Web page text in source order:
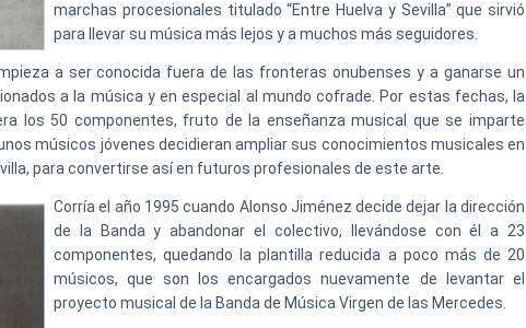
marchas procesionales titulado “Entre Huelva y Sevilla” que sirvió
para llevar su música más lejos y a muchos más seguidores.
a ser conocida fuera de las fronteras onubenses y a ganarse un
a la música y en especial al mundo cofrade. Por estas fechas, la
los 50 componentes, fruto de la enseñanza musical que se imparte
músicos jóvenes decidieran ampliar sus conocimientos musicales en
para convertirse así en futuros profesionales de este arte.
Corría el año 1995 cuando Alonso Jiménez decide dejar la dirección
de la Banda y abandonar el colectivo, llevándose con él a 23
componentes, quedando la plantilla reducida a poco más de 20
músicos, que son los encargados nuevamente de levantar el
proyecto musical de la Banda de Música Virgen de las Mercedes.